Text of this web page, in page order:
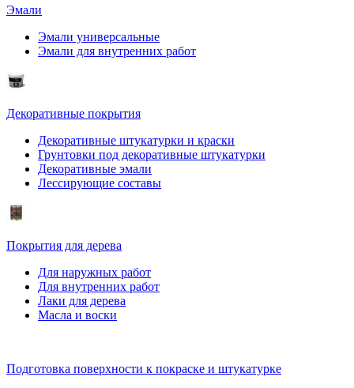
Эмали
Эмали универсальные
Эмали для внутренних работ
Декоративные покрытия
Декоративные штукатурки и краски
Грунтовки под декоративные штукатурки
Декоративные эмали
Лессирующие составы
Покрытия для дерева
Для наружных работ
Для внутренних работ
Лаки для дерева
Масла и воски
Подготовка поверхности к покраске и штукатурке